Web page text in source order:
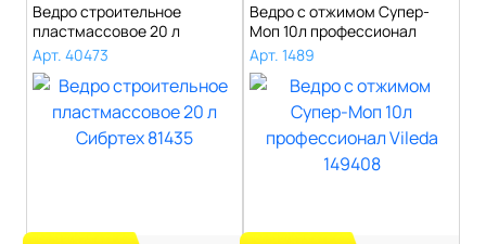
Ведро строительное
пластмассовое 20 л
Сибртех 81435..
Арт. 40473
Ведро с отжимом Супер-
Моп 10л профессионал
Vileda 14940..
Арт. 1489